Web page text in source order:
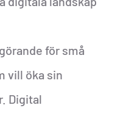
för små
vill öka sin
Digital